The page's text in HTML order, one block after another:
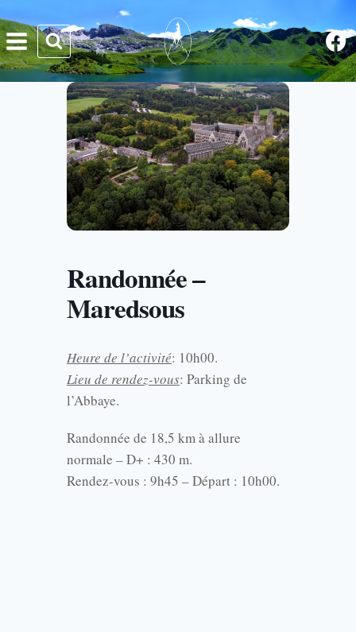
au
contenu
Randonnée –
Maredsous
Heure de l’activité: 10h00.
Lieu de rendez-vous: Parking de
l’Abbaye.
Randonnée de 18,5 km à allure
normale – D+ : 430 m.
Rendez-vous : 9h45 – Départ : 10h00.